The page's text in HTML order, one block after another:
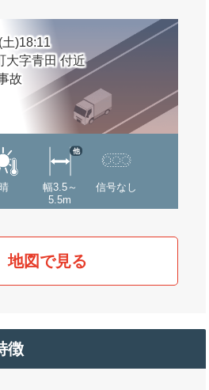
)18:11
大字青田 付近
故
晴
幅3.5～
5.5m
他
信号なし
地図で見る
徴